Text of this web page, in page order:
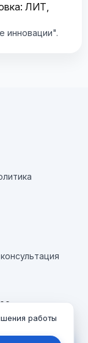
ЛИТ,
инновации".
работы